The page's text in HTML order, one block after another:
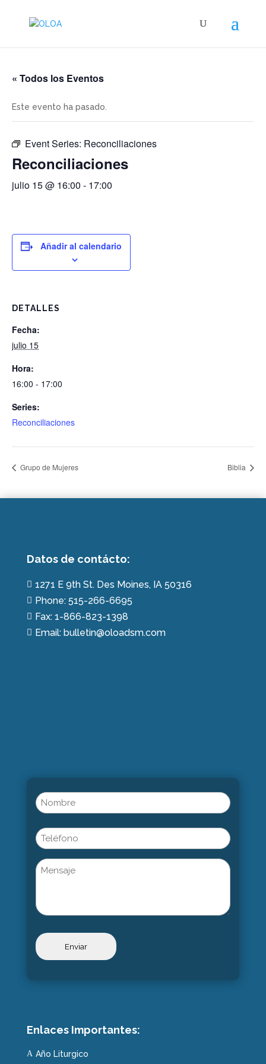
« Todos los Eventos
Este evento ha pasado.
Event Series: Reconciliaciones
Reconciliaciones
julio 15 @ 16:00 - 17:00
Añadir al calendario
DETALLES
Fecha:
julio 15
Hora:
16:00 - 17:00
Series:
Reconciliaciones
Grupo de Mujeres Biblia
Datos de contácto:
 1271 E 9th St. Des Moines, IA 50316
 Phone: 515-266-6695
 Fax: 1-866-823-1398
 Email: bulletin@oloadsm.com
Name
(Obligatorio)
Phone
Untitled
Enlaces Importantes:
A Año Liturgico